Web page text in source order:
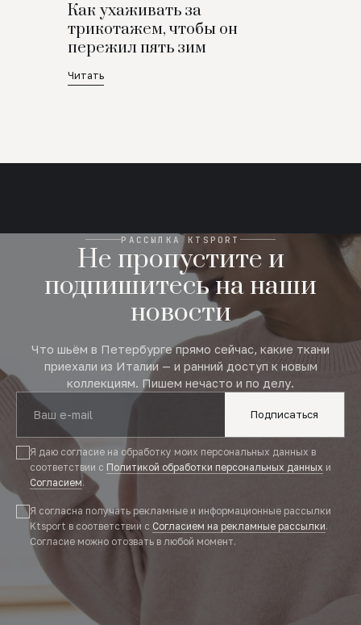
Как ухаживать за
трикотажем, чтобы он
пережил пять зим
Читать
РАССЫЛКА KTSPORT
Не пропустите и
подпишитесь на наши
новости
Что шьём в Петербурге прямо сейчас, какие ткани
приехали из Италии — и ранний доступ к новым
коллекциям. Пишем нечасто и по делу.
Подписаться
Я даю согласие на обработку моих персональных данных в
соответствии с Политикой обработки персональных данных и
Согласием.
Я согласна получать рекламные и информационные рассылки
Ktsport в соответствии с Согласием на рекламные рассылки.
Согласие можно отозвать в любой момент.